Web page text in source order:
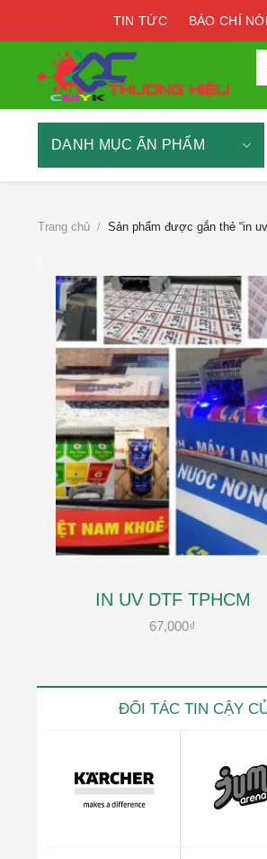
TIN TỨC BÁO CHÍ
DANH MỤC ẤN PHẨM
Trang chủ / Sản phẩm được gắn thẻ “in
IN UV DTF TPHCM
67,000₫
ĐỐI TÁC TIN CẬY